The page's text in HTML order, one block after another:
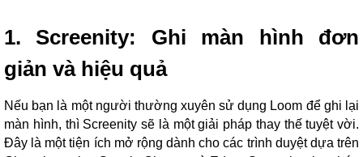
1. Screenity: Ghi màn hình đơn
giản và hiệu quả
Nếu bạn là một người thường xuyên sử dụng Loom để ghi lại
màn hình, thì Screenity sẽ là một giải pháp thay thế tuyệt vời.
Đây là một tiện ích mở rộng dành cho các trình duyệt dựa trên